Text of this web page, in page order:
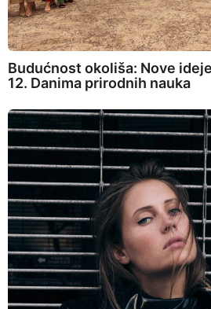
Budućnost okoliša: Nove
12. Danima prirodnih nauka